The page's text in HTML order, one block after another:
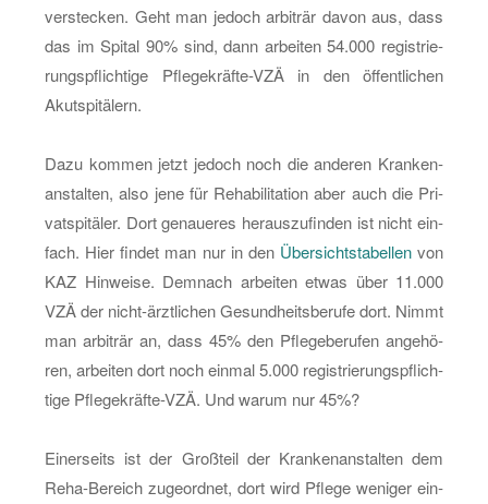
ver­ste­cken. Geht man je­doch ar­bi­trär davon aus, dass
das im Spi­tal 90% sind, dann ar­bei­ten 54.000 re­gis­trie­
rungs­pflich­ti­ge Pfle­ge­kräf­te-VZÄ in den öf­fent­li­chen
Akut­spi­tä­lern.
Dazu kom­men jetzt je­doch noch die an­de­ren Kran­ken­
an­stal­ten, also jene für Re­ha­bi­li­ta­ti­on aber auch die Pri­
vat­spi­tä­ler. Dort ge­naue­res her­aus­zu­fin­den ist nicht ein­
fach. Hier fin­det man nur in den Über­sichts­ta­bel­len von
KAZ Hin­wei­se. Dem­nach ar­bei­ten etwas über 11.000
VZÄ der nicht-ärzt­li­chen Ge­sund­heits­be­ru­fe dort. Nimmt
man ar­bi­trär an, dass 45% den Pfle­ge­be­ru­fen an­ge­hö­
ren, ar­bei­ten dort noch ein­mal 5.000 re­gis­trie­rungs­pflich­
ti­ge Pfle­ge­kräf­te-VZÄ. Und warum nur 45%?
Ei­ner­seits ist der Groß­teil der Kran­ken­an­stal­ten dem
Re­ha-Be­reich zu­ge­ord­net, dort wird Pfle­ge we­ni­ger ein­